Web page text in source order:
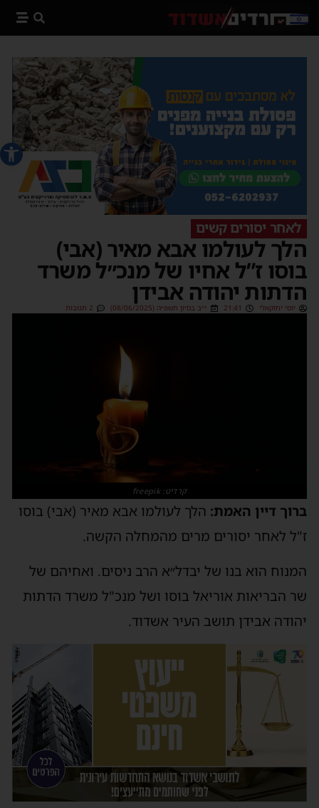
פתח
לאחר יסורים קשים
הלך לעולמו אבא מאיר (אבי)
בוסו ז”ל אחיו של מנכ״ל משרד
הדתות יהודה אבידן
יוסי יחזקאלי 21:41 י״ב בסיון תשפ״ה (08/06/2025) 2 תגובות
קרדיט: freepik
ברוך דיין האמת: הלך לעולמו אבא מאיר (אבי) בוסו
ז"ל לאחר יסורים מרים מהמחלה הקשה.
המנוח הוא בנו של יבדל״א הרב ניסים. ואחיהם של
שר הבריאות אוריאל בוסו ושל מנכ"ל משרד הדתות
יהודה אבידן תושב העיר אשדוד.